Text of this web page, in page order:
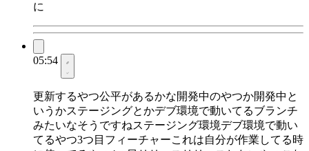
に
05:54
更新するやつ公平があるかな開発中のやつか開発中と
いうかステージングとかデブ環境で動いてるブランチ
みたいなそうですねステージング環境デブ環境で動い
てるやつ3つ目フィーチャーこれは自分が作業してる時